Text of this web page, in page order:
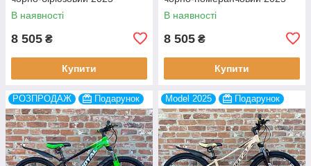
В наявності
8 505 ₴
Купити
В наявності
8 505 ₴
Купити
РОЗПРОДАЖ Подарунок Model 2025 Подарунок